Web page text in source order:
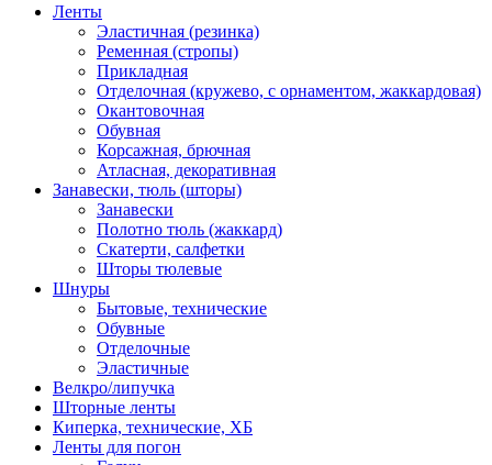
Ленты
Эластичная (резинка)
Ременная (стропы)
Прикладная
Отделочная (кружево, с орнаментом, жаккардовая)
Окантовочная
Обувная
Корсажная, брючная
Атласная, декоративная
Занавески, тюль (шторы)
Занавески
Полотно тюль (жаккард)
Скатерти, салфетки
Шторы тюлевые
Шнуры
Бытовые, технические
Обувные
Отделочные
Эластичные
Велкро/липучка
Шторные ленты
Киперка, технические, ХБ
Ленты для погон